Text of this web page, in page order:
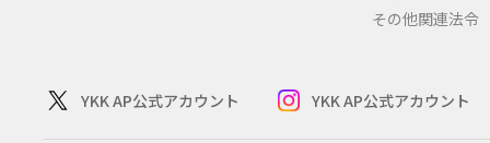
その他関連法令
YKK AP公式アカウント YKK AP公式アカウント